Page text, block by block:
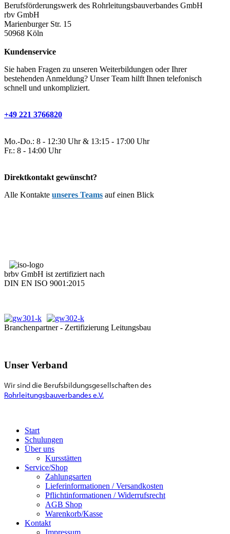
Berufsförderungswerk des Rohrleitungsbauverbandes GmbH
rbv GmbH
Marienburger Str. 15
50968 Köln
Kundenservice
Sie haben Fragen zu unseren Weiterbildungen oder Ihrer
bestehenden Anmeldung? Unser Team hilft Ihnen telefonisch
schnell und unkompliziert.
+49 221 3766820
Mo.-Do.: 8 - 12:30 Uhr & 13:15 - 17:00 Uhr
Fr.: 8 - 14:00 Uhr
Direktkontakt gewünscht?
Alle Kontakte unseres Teams auf einen Blick
brbv GmbH ist zertifiziert nach
DIN EN ISO 9001:2015
Branchenpartner - Zertifizierung Leitungsbau
Unser Verband
Wir sind die Berufsbildungsgesellschaften des
Rohrleitungsbauverbandes e.V.
Start
Schulungen
Über uns
Kursstätten
Service/Shop
Zahlungsarten
Lieferinformationen / Versandkosten
Pflichtinformationen / Widerrufsrecht
AGB Shop
Warenkorb/Kasse
Kontakt